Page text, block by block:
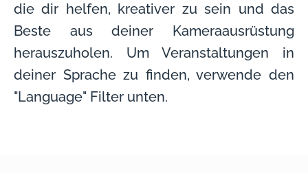
die dir helfen, kreativer zu sein und das
Beste aus deiner Kameraausrüstung
herauszuholen. Um Veranstaltungen in
deiner Sprache zu finden, verwende den
"Language" Filter unten.